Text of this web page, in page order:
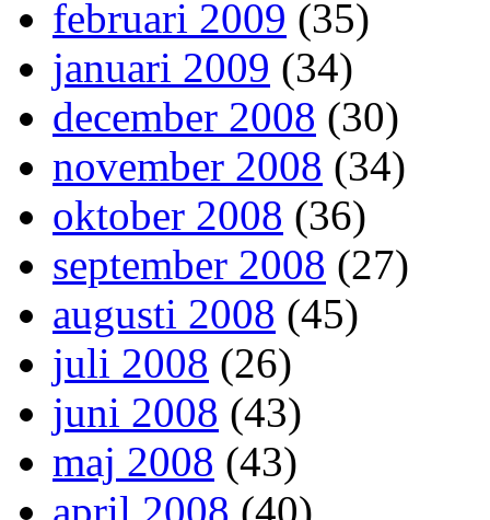
februari 2009 (35)
januari 2009 (34)
december 2008 (30)
november 2008 (34)
oktober 2008 (36)
september 2008 (27)
augusti 2008 (45)
juli 2008 (26)
juni 2008 (43)
maj 2008 (43)